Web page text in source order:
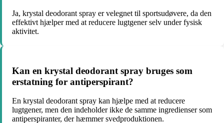
Ja, krystal deodorant spray er velegnet til sportsudøvere, da den
effektivt hjælper med at reducere lugtgener selv under fysisk
aktivitet.
Kan en krystal deodorant spray bruges som
erstatning for antiperspirant?
En krystal deodorant spray kan hjælpe med at reducere
lugtgener, men den indeholder ikke de samme ingredienser som
antiperspiranter, der hæmmer svedproduktionen.